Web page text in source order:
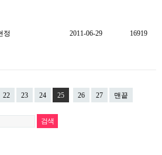
정 2011-06-29 16919
22 23 24 25 26 27 맨끝